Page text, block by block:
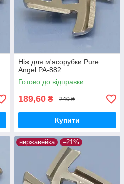
Ніж для м'ясорубки Pure
Angel PA-882
Готово до відправки
189,60 ₴ 240 ₴
Купити
нержавейка –21%